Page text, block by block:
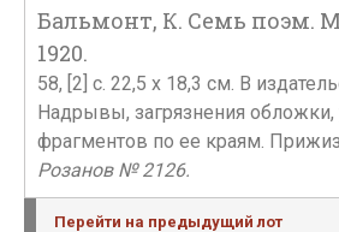
Бальмонт, К. Семь поэм.
1920.
58, [2] с. 22,5 х 18,3 см. В
Надрывы, загрязнения обложки,
фрагментов по ее краям.
Розанов № 2126.
Перейти на предыдущий лот